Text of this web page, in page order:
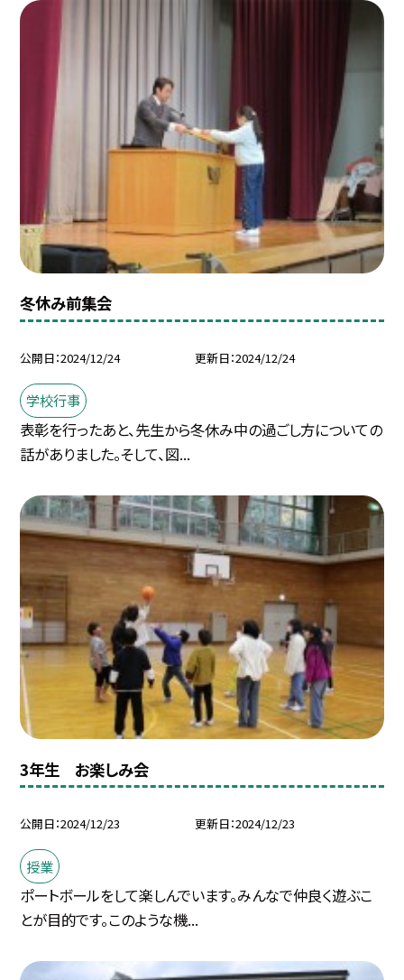
冬休み前集会
公開日 2024/12/24 更新日 2024/12/24
学校行事
表彰を行ったあと、先生から冬休み中の過ごし方についての
話がありました。そして、図...
3年生 お楽しみ会
公開日 2024/12/23 更新日 2024/12/23
授業
ポートボールをして楽しんでいます。みんなで仲良く遊ぶこ
とが目的です。このような機...